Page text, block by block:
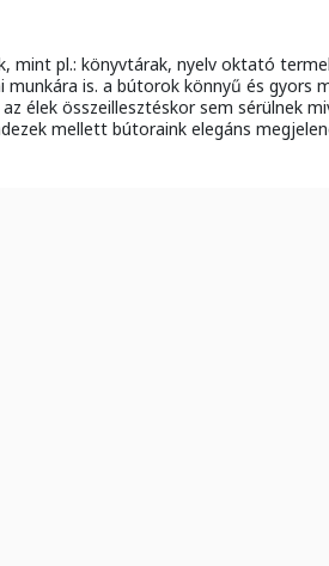
mint pl.: könyvtárak, nyelv oktató
is. a bútorok könnyű és gyors
élek összeillesztéskor sem sérülnek
mellett bútoraink elegáns